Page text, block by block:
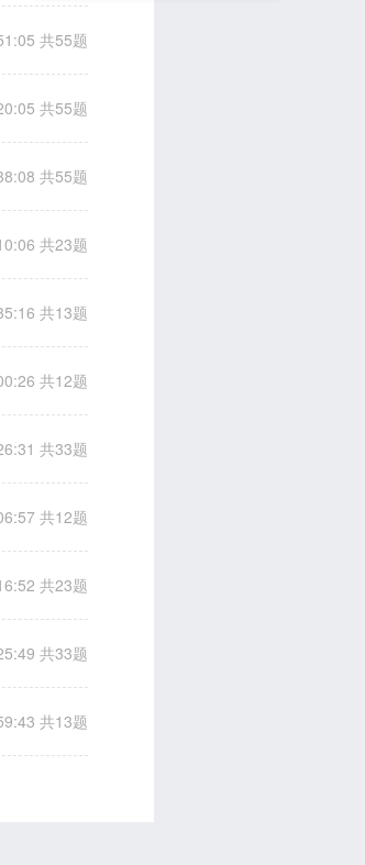
共55题
共55题
共55题
共23题
共13题
共12题
共33题
共12题
共23题
共33题
共13题